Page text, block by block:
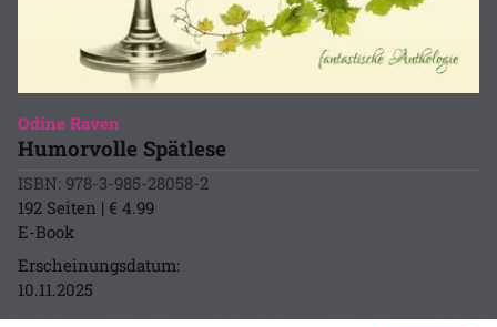
Odine Raven
Humorvolle Spätlese
ISBN: 978-3-985-28058-2
192 Seiten | € 4.99
E-Book
Erscheinungsdatum:
10.11.2025